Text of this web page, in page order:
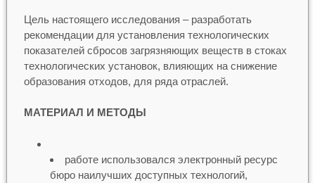
Цель настоящего исследования – разработать
рекомендации для установления технологических
показателей сбросов загрязняющих веществ в стоках
технологических установок, влияющих на снижение
образования отходов, для ряда отраслей.
МАТЕРИАЛ И МЕТОДЫ
работе использовался электронный ресурс
бюро наилучших доступных технологий,